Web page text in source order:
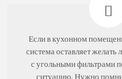
Если в кухонном
система оставляет желать
с угольными фильтрами
ситуацию. Нужно